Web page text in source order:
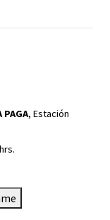
PAGA, Estación